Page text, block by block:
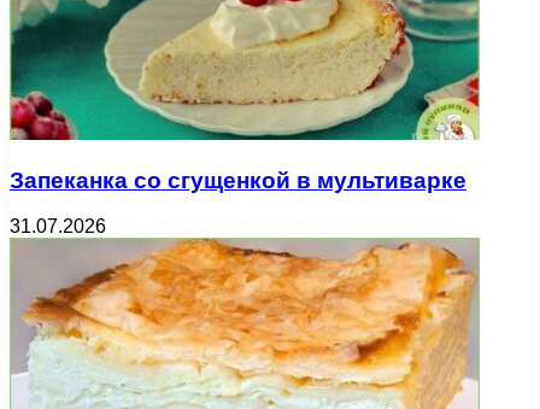
Запеканка со сгущенкой в мультиварке
31.07.2026